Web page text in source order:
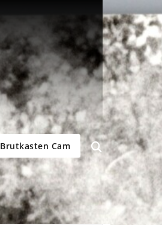
Brutkasten Cam